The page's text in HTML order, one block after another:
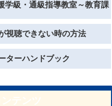
学級・通級指導教室～教育課
視聴できない時の方法
ターハンドブック